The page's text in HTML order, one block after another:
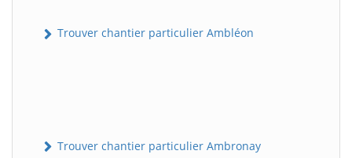
Trouver chantier particulier Ambléon
Trouver chantier particulier Ambronay